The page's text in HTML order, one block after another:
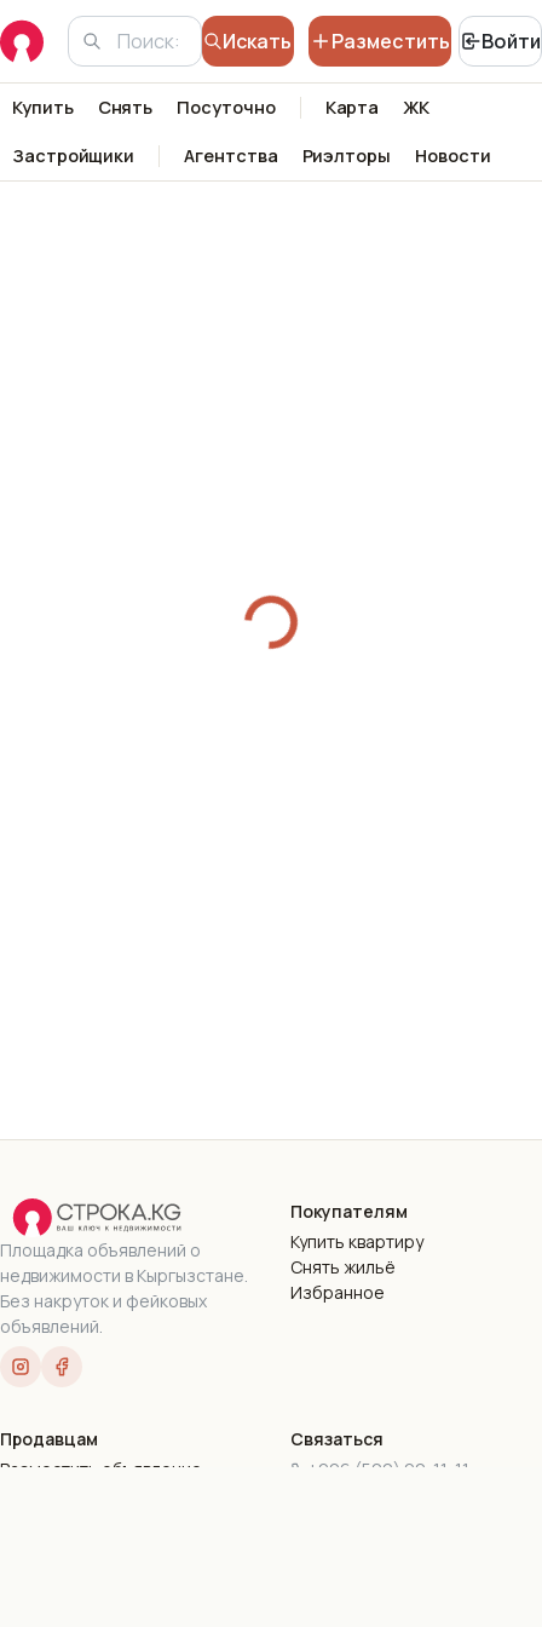
Искать Разместить Войти
Купить Снять Посуточно Карта ЖК
Застройщики Агентства Риэлторы Новости
Площадка объявлений о
недвижимости в Кыргызстане.
Без накруток и фейковых
объявлений.
Покупателям
Купить квартиру
Снять жильё
Избранное
Продавцам
Разместить объявление
Связаться
+996 (500) 90-11-11